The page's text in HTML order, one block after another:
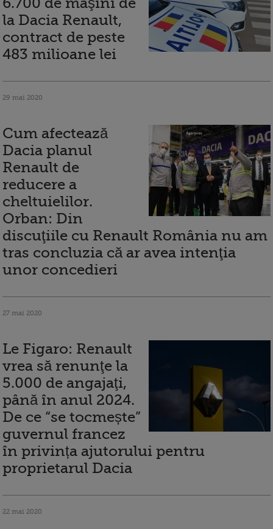
la Dacia Renault,
contract de peste
483 milioane lei
29 mai 2020
Cum afectează
Dacia planul
Renault de
reducere a
cheltuielilor.
Orban: Din
discuţiile cu Renault România nu am
tras concluzia că ar avea intenţia
unor concedieri
27 mai 2020
Le Figaro: Renault
vrea să renunţe la
5.000 de angajaţi,
până în anul 2024.
De ce “se tocmește”
guvernul francez
în privința ajutorului pentru
proprietarul Dacia
22 mai 2020